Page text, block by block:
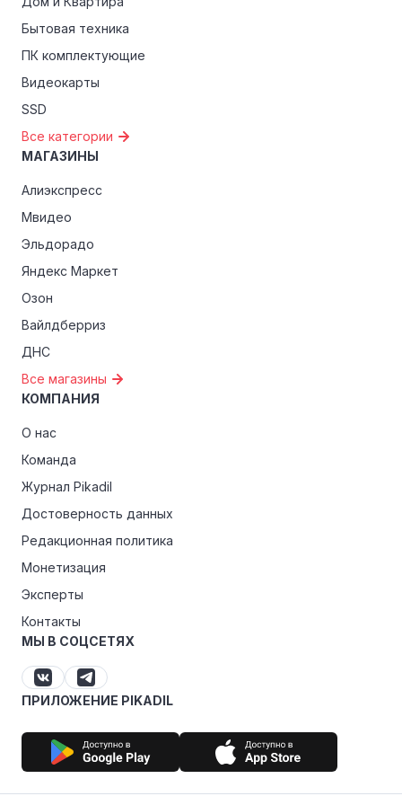
пенсионеров.
Бытовая техника
ПК комплектующие
Видеокарты
SSD
Все категории
МАГАЗИНЫ
Алиэкспресс
Мвидео
Эльдорадо
Яндекс Маркет
Озон
Вайлдберриз
ДНС
Все магазины
КОМПАНИЯ
О нас
Команда
Журнал Pikadil
Достоверность данных
Редакционная политика
Монетизация
Эксперты
Контакты
МЫ В СОЦСЕТЯХ
ПРИЛОЖЕНИЕ PIKADIL